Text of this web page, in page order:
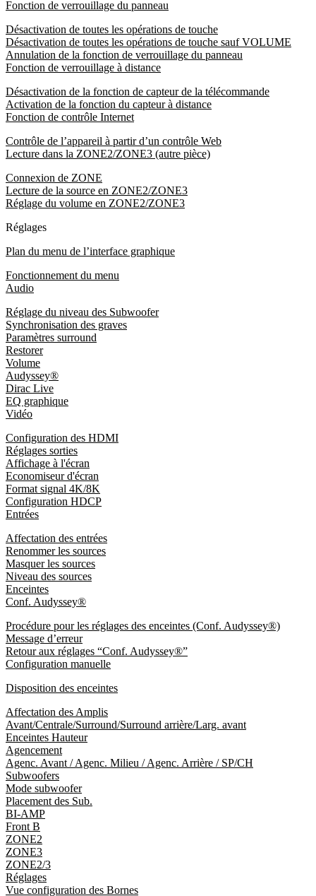
Fonction de verrouillage du panneau
Désactivation de toutes les opérations de touche
Désactivation de toutes les opérations de touche sauf VOLUME
Annulation de la fonction de verrouillage du panneau
Fonction de verrouillage à distance
Désactivation de la fonction de capteur de la télécommande
Activation de la fonction du capteur à distance
Fonction de contrôle Internet
Contrôle de l’appareil à partir d’un contrôle Web
Lecture dans la ZONE2/ZONE3 (autre pièce)
Connexion de ZONE
Lecture de la source en ZONE2/ZONE3
Réglage du volume en ZONE2/ZONE3
Réglages
Plan du menu de l’interface graphique
Fonctionnement du menu
Audio
Réglage du niveau des Subwoofer
Synchronisation des graves
Paramètres surround
Restorer
Volume
Audyssey®
Dirac Live
EQ graphique
Vidéo
Configuration des HDMI
Réglages sorties
Affichage à l'écran
Economiseur d'écran
Format signal 4K/8K
Configuration HDCP
Entrées
Affectation des entrées
Renommer les sources
Masquer les sources
Niveau des sources
Enceintes
Conf. Audyssey®
Procédure pour les réglages des enceintes (Conf. Audyssey®)
Message d’erreur
Retour aux réglages “Conf. Audyssey®”
Configuration manuelle
Disposition des enceintes
Affectation des Amplis
Avant/Centrale/Surround/Surround arrière/Larg. avant
Enceintes Hauteur
Agencement
Agenc. Avant / Agenc. Milieu / Agenc. Arrière / SP/CH
Subwoofers
Mode subwoofer
Placement des Sub.
BI-AMP
Front B
ZONE2
ZONE3
ZONE2/3
Réglages
Vue configuration des Bornes